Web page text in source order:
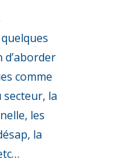
d’aborder
comme
secteur, la
les
la